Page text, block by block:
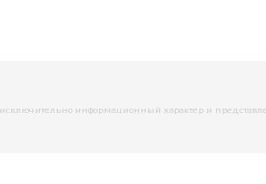
информационный характер и